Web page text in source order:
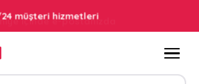
içinde e-postanızda
müşteri hizmetleri